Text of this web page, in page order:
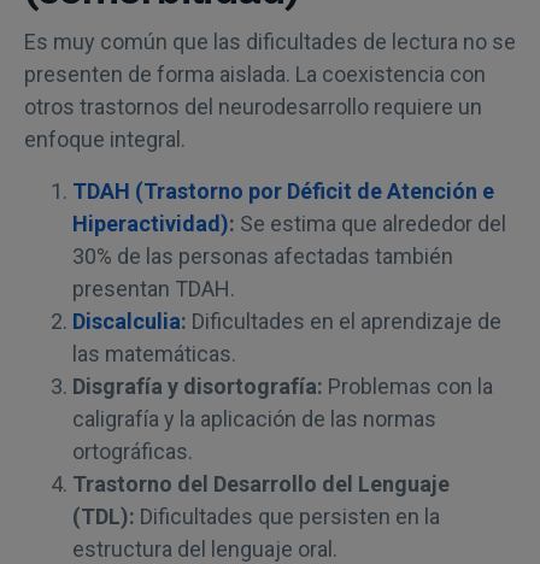
Es muy común que las dificultades de lectura no se
presenten de forma aislada. La coexistencia con
otros trastornos del neurodesarrollo requiere un
enfoque integral.
TDAH (Trastorno por Déficit de Atención e
Hiperactividad): Se estima que alrededor del
30% de las personas afectadas también
presentan TDAH.
Discalculia: Dificultades en el aprendizaje de
las matemáticas.
Disgrafía y disortografía: Problemas con la
caligrafía y la aplicación de las normas
ortográficas.
Trastorno del Desarrollo del Lenguaje
(TDL): Dificultades que persisten en la
estructura del lenguaje oral.